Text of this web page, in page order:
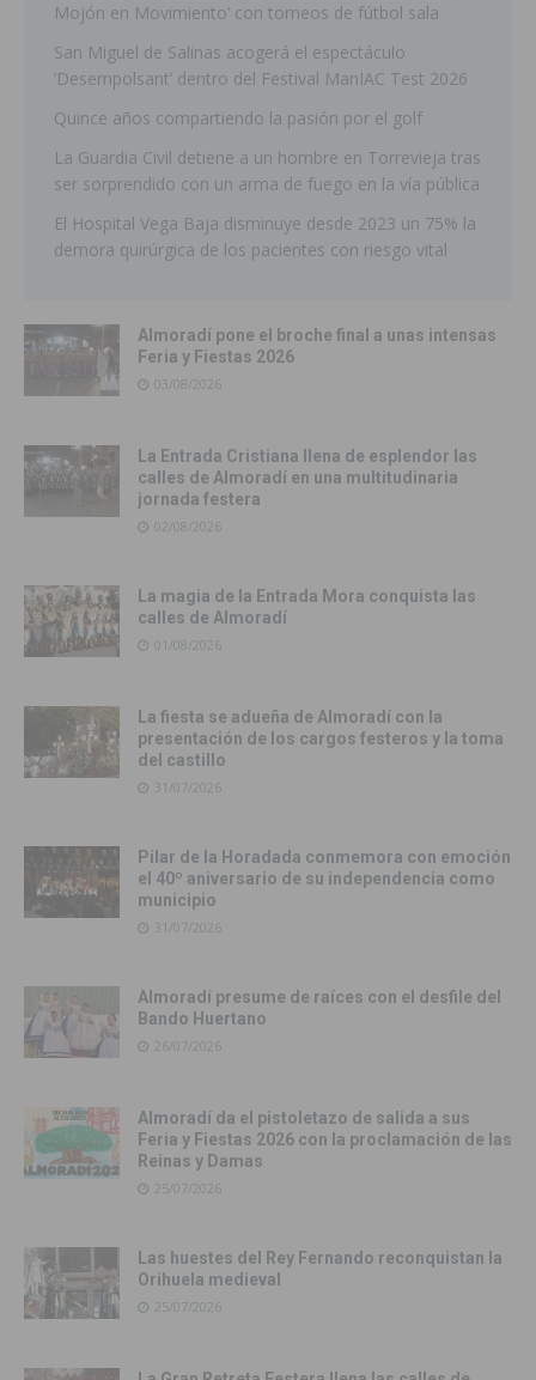
Mojón en Movimiento’ con torneos de fútbol sala
San Miguel de Salinas acogerá el espectáculo
‘Desempolsant’ dentro del Festival ManIAC Test 2026
Quince años compartiendo la pasión por el golf
La Guardia Civil detiene a un hombre en Torrevieja tras
ser sorprendido con un arma de fuego en la vía pública
El Hospital Vega Baja disminuye desde 2023 un 75% la
demora quirúrgica de los pacientes con riesgo vital
Almoradí pone el broche final a unas intensas
Feria y Fiestas 2026
03/08/2026
La Entrada Cristiana llena de esplendor las
calles de Almoradí en una multitudinaria
jornada festera
02/08/2026
La magia de la Entrada Mora conquista las
calles de Almoradí
01/08/2026
La fiesta se adueña de Almoradí con la
presentación de los cargos festeros y la toma
del castillo
31/07/2026
Pilar de la Horadada conmemora con emoción
el 40º aniversario de su independencia como
municipio
31/07/2026
Almoradí presume de raíces con el desfile del
Bando Huertano
26/07/2026
Almoradí da el pistoletazo de salida a sus
Feria y Fiestas 2026 con la proclamación de las
Reinas y Damas
25/07/2026
Las huestes del Rey Fernando reconquistan la
Orihuela medieval
25/07/2026